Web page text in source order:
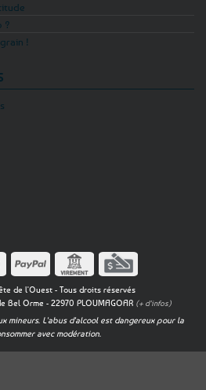
?
!
de l'Ouest - Tous droits réservés
Bel Orme - 22970 PLOUMAGOAR (+ d'infos)
mineurs. L'abus d'alcool est dangereux pour la
avec modération.